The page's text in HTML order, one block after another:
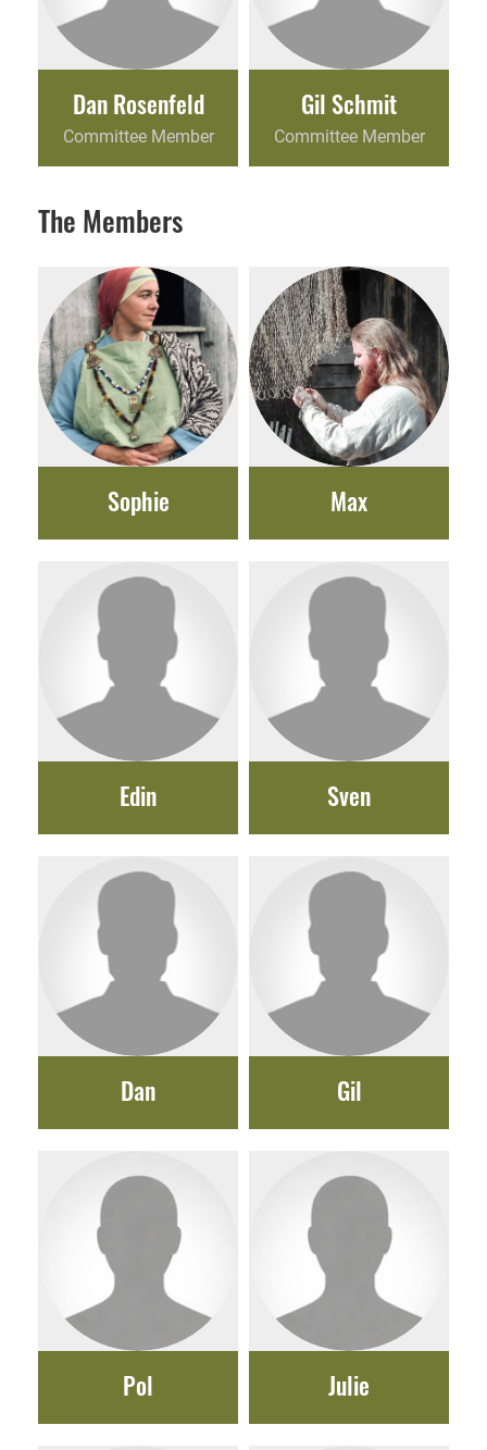
Dan Rosenfeld
Committee Member
Gil Schmit
Committee Member
The Members
Sophie Max
Edin Sven
Dan Gil
Pol Julie